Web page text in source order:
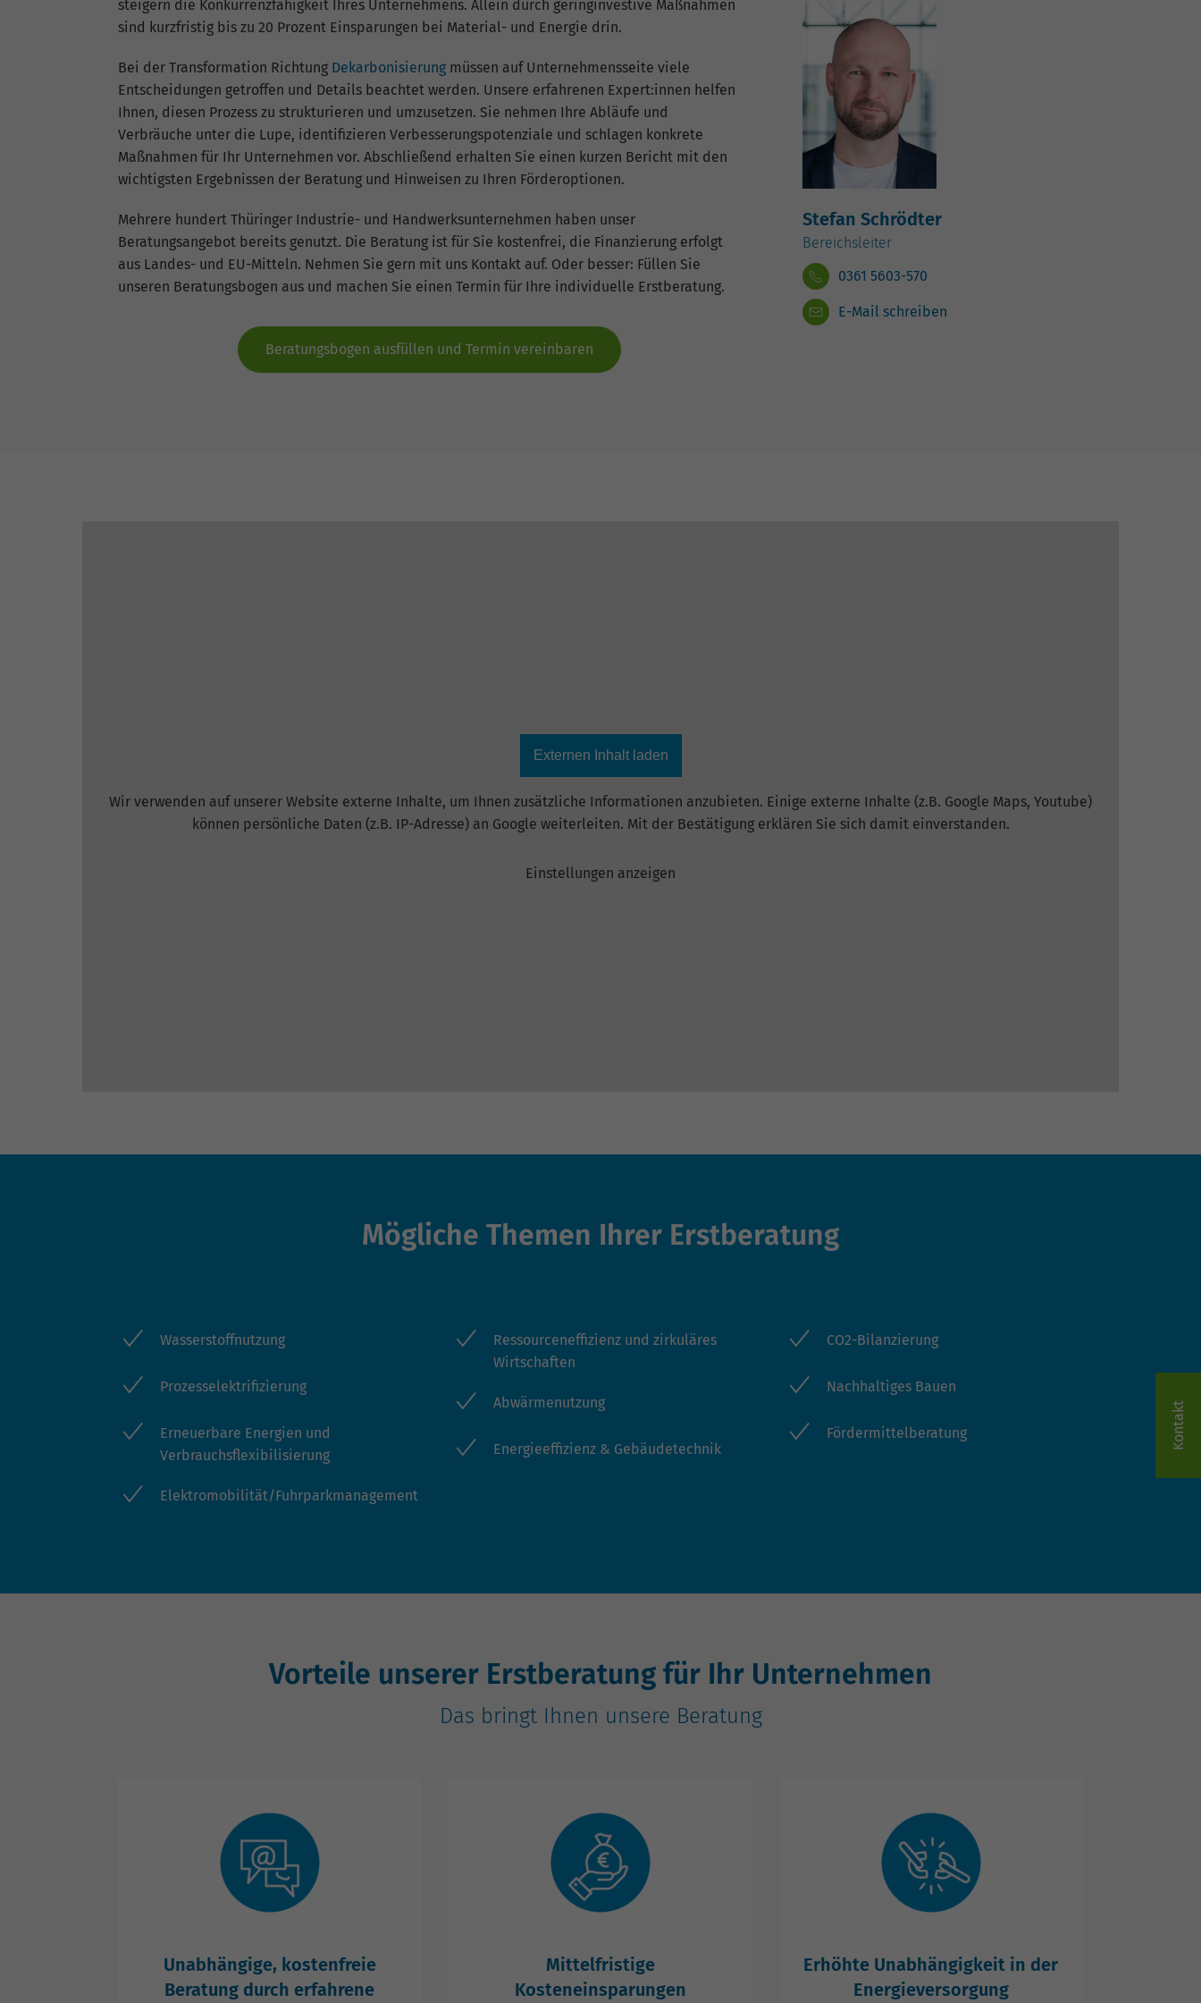
steigern die Konkurrenzfähigkeit Ihres Unternehmens. Allein durch geringinvestive Maßnahmen
sind kurzfristig bis zu 20 Prozent Einsparungen bei Material- und Energie drin.
Bei der Transformation Richtung Dekarbonisierung müssen auf Unternehmensseite viele
Entscheidungen getroffen und Details beachtet werden. Unsere erfahrenen Expert:innen helfen
Ihnen, diesen Prozess zu strukturieren und umzusetzen. Sie nehmen Ihre Abläufe und
Verbräuche unter die Lupe, identifizieren Verbesserungspotenziale und schlagen konkrete
Maßnahmen für Ihr Unternehmen vor. Abschließend erhalten Sie einen kurzen Bericht mit den
wichtigsten Ergebnissen der Beratung und Hinweisen zu Ihren Förderoptionen.
Mehrere hundert Thüringer Industrie- und Handwerksunternehmen haben unser
Beratungsangebot bereits genutzt. Die Beratung ist für Sie kostenfrei, die Finanzierung erfolgt
aus Landes- und EU-Mitteln. Nehmen Sie gern mit uns Kontakt auf. Oder besser: Füllen Sie
unseren Beratungsbogen aus und machen Sie einen Termin für Ihre individuelle Erstberatung.
Beratungsbogen ausfüllen und Termin vereinbaren
Stefan Schrödter
Bereichsleiter
0361 5603-570
E-Mail schreiben
Externen Inhalt laden
Wir verwenden auf unserer Website externe Inhalte, um Ihnen zusätzliche Informationen anzubieten. Einige externe Inhalte (z.B. Google Maps, Youtube)
können persönliche Daten (z.B. IP-Adresse) an Google weiterleiten. Mit der Bestätigung erklären Sie sich damit einverstanden.
Einstellungen anzeigen
Mögliche Themen Ihrer Erstberatung
Wasserstoffnutzung
Prozesselektrifizierung
Erneuerbare Energien und
Verbrauchsflexibilisierung
Elektromobilität/Fuhrparkmanagement
Ressourceneffizienz und zirkuläres
Wirtschaften
Abwärmenutzung
Energieeffizienz & Gebäudetechnik
CO2-Bilanzierung
Nachhaltiges Bauen
Fördermittelberatung
Vorteile unserer Erstberatung für Ihr Unternehmen
Das bringt Ihnen unsere Beratung
Unabhängige, kostenfreie
Beratung durch erfahrene
Mittelfristige
Kosteneinsparungen
Erhöhte Unabhängigkeit in der
Energieversorgung
Kontakt
Name _gat_G-ZN01JG6TS4
Anbieter Google Analytics
Laufzeit 1 Minute
Zweck
Dies ist ein von Google Analytics gesetztes Cookie
vom Mustertyp, bei dem das Musterelement auf
dem Namen die eindeutige Identitätsnummer des
bezieht. Es scheint eine Variation des _gat-Cookies
zu sein, das verwendet wird, um die von Google auf
Websites mit hohem Traffic-Aufkommen
aufgezeichnete Datenmenge zu begrenzen.